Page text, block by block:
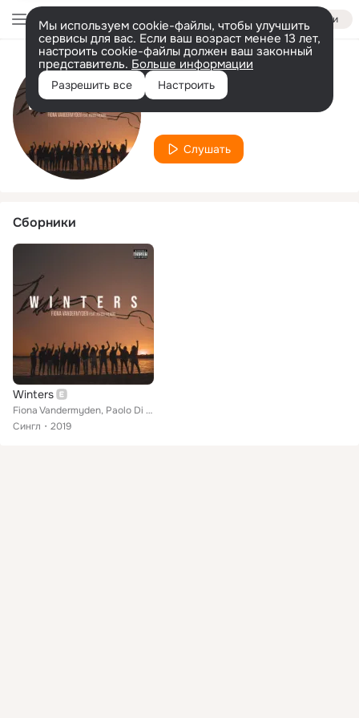
Войти
Мы используем cookie-файлы, чтобы улучшить
сервисы для вас. Если ваш возраст менее 13 лет,
настроить cookie-файлы должен ваш законный
представитель. Больше информации
Разрешить все Настроить
Исполнитель
Paolo Di Michele
Слушать
Сборники
Winters
Fiona Vandermyden, Paolo Di Michele feat. Rividu Mendis
Сингл
2019